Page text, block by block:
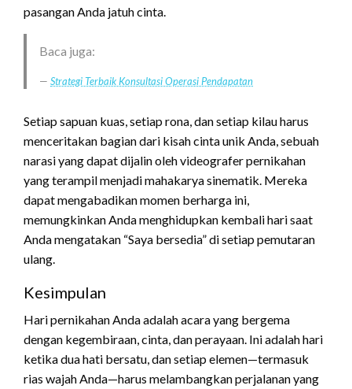
pasangan Anda jatuh cinta.
Baca juga:
Strategi Terbaik Konsultasi Operasi Pendapatan
Setiap sapuan kuas, setiap rona, dan setiap kilau harus
menceritakan bagian dari kisah cinta unik Anda, sebuah
narasi yang dapat dijalin oleh videografer pernikahan
yang terampil menjadi mahakarya sinematik. Mereka
dapat mengabadikan momen berharga ini,
memungkinkan Anda menghidupkan kembali hari saat
Anda mengatakan “Saya bersedia” di setiap pemutaran
ulang.
Kesimpulan
Hari pernikahan Anda adalah acara yang bergema
dengan kegembiraan, cinta, dan perayaan. Ini adalah hari
ketika dua hati bersatu, dan setiap elemen—termasuk
rias wajah Anda—harus melambangkan perjalanan yang